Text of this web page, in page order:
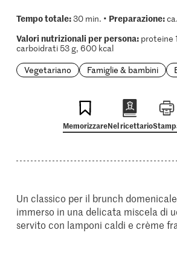
Tempo totale:30 min. • Preparazione:
Valori nutrizionali per persona:proteine
carboidrati 53 g, 600 kcal
Vegetariano
Famiglie & bambini
MemorizzareNel ricettario
Un classico per il brunch
immerso in una delicata miscela di
servito con lamponi caldi e crème